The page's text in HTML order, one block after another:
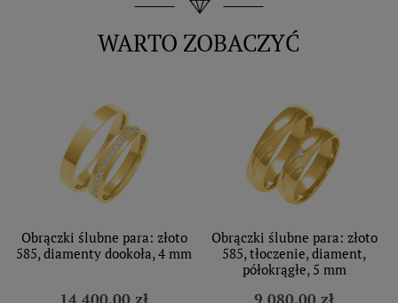
WARTO ZOBACZYĆ
Obrączki ślubne para: złoto
585, diamenty dookoła, 4 mm
Obrączki ślubne para: złoto
585, tłoczenie, diament,
półokrągłe, 5 mm